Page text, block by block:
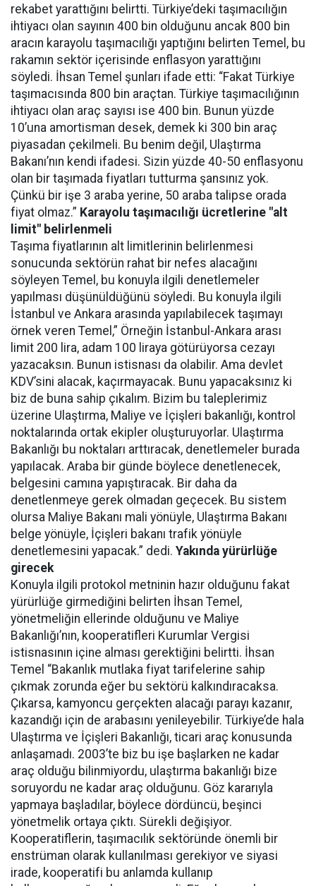
rekabet yarattığını belirtti. Türkiye’deki taşımacılığın
ihtiyacı olan sayının 400 bin olduğunu ancak 800 bin
aracın karayolu taşımacılığı yaptığını belirten Temel, bu
rakamın sektör içerisinde enflasyon yarattığını
söyledi. İhsan Temel şunları ifade etti: “Fakat Türkiye
taşımacısında 800 bin araçtan. Türkiye taşımacılığının
ihtiyacı olan araç sayısı ise 400 bin. Bunun yüzde
10’una amortisman desek, demek ki 300 bin araç
piyasadan çekilmeli. Bu benim değil, Ulaştırma
Bakanı’nın kendi ifadesi. Sizin yüzde 40-50 enflasyonu
olan bir taşımada fiyatları tutturma şansınız yok.
Çünkü bir işe 3 araba yerine, 50 araba talipse orada
fiyat olmaz.” Karayolu taşımacılığı ücretlerine "alt
limit" belirlenmeli
Taşıma fiyatlarının alt limitlerinin belirlenmesi
sonucunda sektörün rahat bir nefes alacağını
söyleyen Temel, bu konuyla ilgili denetlemeler
yapılması düşünüldüğünü söyledi. Bu konuyla ilgili
İstanbul ve Ankara arasında yapılabilecek taşımayı
örnek veren Temel,” Örneğin İstanbul-Ankara arası
limit 200 lira, adam 100 liraya götürüyorsa cezayı
yazacaksın. Bunun istisnası da olabilir. Ama devlet
KDV’sini alacak, kaçırmayacak. Bunu yapacaksınız ki
biz de buna sahip çıkalım. Bizim bu taleplerimiz
üzerine Ulaştırma, Maliye ve İçişleri bakanlığı, kontrol
noktalarında ortak ekipler oluşturuyorlar. Ulaştırma
Bakanlığı bu noktaları arttıracak, denetlemeler burada
yapılacak. Araba bir günde böylece denetlenecek,
belgesini camına yapıştıracak. Bir daha da
denetlenmeye gerek olmadan geçecek. Bu sistem
olursa Maliye Bakanı mali yönüyle, Ulaştırma Bakanı
belge yönüyle, İçişleri bakanı trafik yönüyle
denetlemesini yapacak.” dedi. Yakında yürürlüğe
girecek
Konuyla ilgili protokol metninin hazır olduğunu fakat
yürürlüğe girmediğini belirten İhsan Temel,
yönetmeliğin ellerinde olduğunu ve Maliye
Bakanlığı’nın, kooperatifleri Kurumlar Vergisi
istisnasının içine alması gerektiğini belirtti. İhsan
Temel “Bakanlık mutlaka fiyat tarifelerine sahip
çıkmak zorunda eğer bu sektörü kalkındıracaksa.
Çıkarsa, kamyoncu gerçekten alacağı parayı kazanır,
kazandığı için de arabasını yenileyebilir. Türkiye’de hala
Ulaştırma ve İçişleri Bakanlığı, ticari araç konusunda
anlaşamadı. 2003’te biz bu işe başlarken ne kadar
araç olduğu bilinmiyordu, ulaştırma bakanlığı bize
soruyordu ne kadar araç olduğunu. Göz kararıyla
yapmaya başladılar, böylece dördüncü, beşinci
yönetmelik ortaya çıktı. Sürekli değişiyor.
Kooperatiflerin, taşımacılık sektöründe önemli bir
enstrüman olarak kullanılması gerekiyor ve siyasi
irade, kooperatifi bu anlamda kullanıp